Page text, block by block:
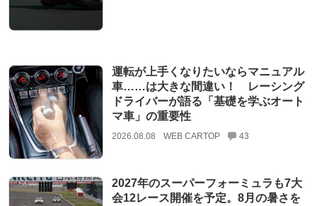
運転が上手くなりたいならマニュアル
車……は大きな間違い！ レーシング
ドライバーが語る「基礎を学ぶオート
マ車」の重要性
2026.08.08 WEB CARTOP 43
2027年のスーパーフォーミュラも7大
会12レース開催を予定。8月の暑さを